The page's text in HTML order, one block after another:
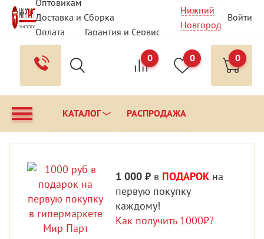
Оптовикам
Доставка и Сборка
Оплата
Гарантия и Сервис
Вопрос - Ответ
Контакты
Нижний
Новгород
Войти
0 0 0
КАТАЛОГ РАСПРОДАЖА
1 000 ₽ в ПОДАРОК на
первую покупку
каждому!
Как получить 1000₽?